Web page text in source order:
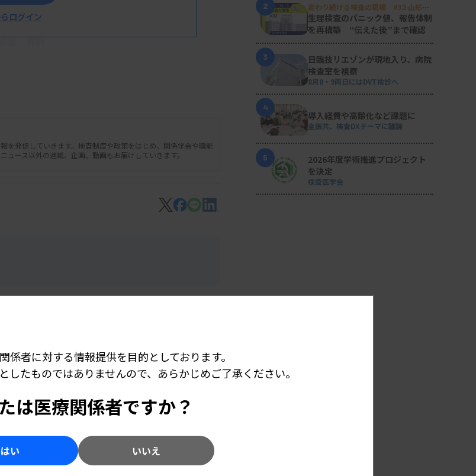
会 資料
ログイン
を発信していきます。検査制度や政策をはじめ、関係学会や職能
ース以外の連載、企画、動画もお届けしていきます。
月収載 感染の診断補助
師の松本尚氏
2
変わり続ける検査の現場 #32 山形済
生病院
生理検査のパニック値、報告体制
を再構築 “伝えた後”まで確認
3
日臨技リエゾンが現地入り、病院
検査室を視察
8月8・9両日にはDVT検診へ
4
導入経費や高齢化など課題に
全医共、検査DXテーマに議論
5
2026年度学術推進プロジェクト
を決定
検査医学会
係者に対する情報提供を目的としております。
したものではありませんので、あらかじめご了承ください。
は医療関係者ですか？
はい いいえ